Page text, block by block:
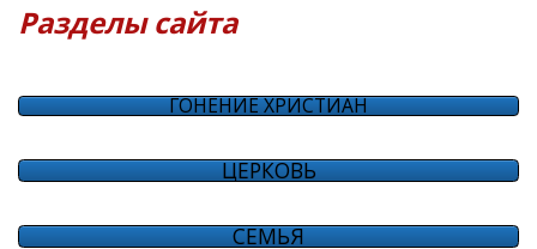
Разделы сайта
ГОНЕНИЕ ХРИСТИАН
ЦЕРКОВЬ
СЕМЬЯ